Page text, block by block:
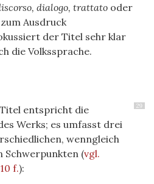
dialogo, trattato oder
zum Ausdruck
der Titel sehr klar
die Volkssprache.
29
entspricht die
Werks; es umfasst drei
wenngleich
Schwerpunkten (vgl.
f.):